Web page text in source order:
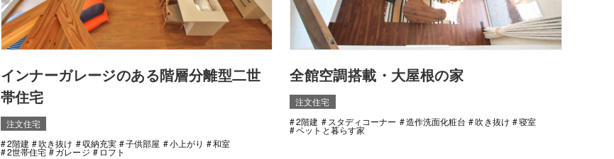
インナーガレージのある階層分離型二世
帯住宅
注文住宅
2階建
吹き抜け 収納充実 子供部屋 小上がり 和室
2世帯住宅 ガレージ ロフト
全館空調搭載・大屋根の家
注文住宅
2階建
スタディコーナー 造作洗面化粧台 吹き抜け 寝室
ペットと暮らす家